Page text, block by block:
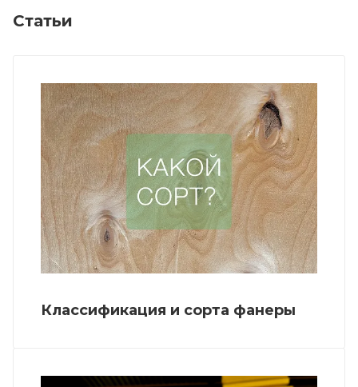
Статьи
Классификация и сорта фанеры